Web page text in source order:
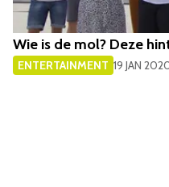
Wie is de mol? Deze
ENTERTAINMENT 19 JAN